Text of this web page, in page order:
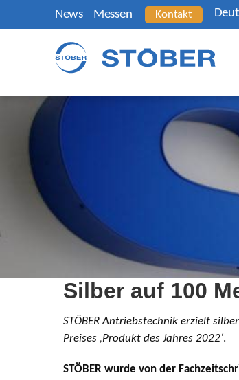
News Messen Kontakt
Silber auf 100
STÖBER Antriebstechnik erzielt
Preises ‚Produkt des Jahres 2022‘.
STÖBER wurde von der